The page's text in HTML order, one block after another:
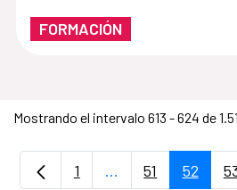
FORMACIÓN
Mostrando el intervalo 613 - 624 de
Página
1 ...PáginasPágina
51 52